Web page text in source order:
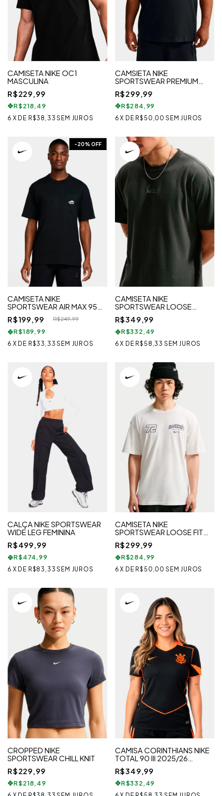
CAMISETA NIKE OC1
MASCULINA
R$229,99
R$218,49
6 X DE R$38,33 SEM JUROS
CAMSIETA NIKE
SPORTSWEAR PREMIUM
ESSENTIALS
R$299,99
R$284,99
6 X DE R$50,00 SEM JUROS
-20% OFF
CAMISETA NIKE
SPORTSWEAR AIR MAX 95
PRETA
R$199,99 R$249,99
R$189,99
6 X DE R$33,33 SEM JUROS
CAMISETA NIKE
SPORTSWEAR LOOSE
PREMIUM ESSENTIALS
UNISSEX
R$349,99
R$332,49
6 X DE R$58,33 SEM JUROS
CALÇA NIKE SPORTSWEAR
WIDE LEG FEMININA
R$499,99
R$474,99
6 X DE R$83,33 SEM JUROS
CAMISETA NIKE
SPORTSWEAR LOOSE FIT
SPEED
R$299,99
R$284,99
6 X DE R$50,00 SEM JUROS
CROPPED NIKE
SPORTSWEAR CHILL KNIT
R$229,99
R$218,49
CAMISA CORINTHIANS NIKE
TOTAL 90 III 2025/26
TORCEDORA PRO FEMININA
R$349,99
R$332,49